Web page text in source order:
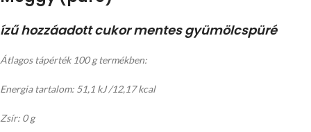
ízű hozzáadott cukor mentes gyümölcspüré
Átlagos tápérték 100 g termékben:
Energia tartalom: 51,1 kJ /12,17 kcal
Zsír: 0 g